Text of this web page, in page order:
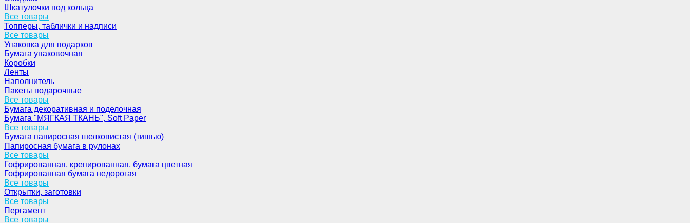
Шкатулочки под кольца
Все товары
Топперы, таблички и надписи
Все товары
Упаковка для подарков
Бумага упаковочная
Коробки
Ленты
Наполнитель
Пакеты подарочные
Все товары
Бумага декоративная и поделочная
Бумага "МЯГКАЯ ТКАНЬ", Soft Paper
Все товары
Бумага папиросная шелковистая (тишью)
Папиросная бумага в рулонах
Все товары
Гофрированная, крепированная, бумага цветная
Гофрированная бумага недорогая
Все товары
Открытки, заготовки
Все товары
Пергамент
Все товары